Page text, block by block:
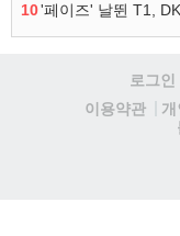
10'페이즈' 날뛴 T1,
로그인
이용약관